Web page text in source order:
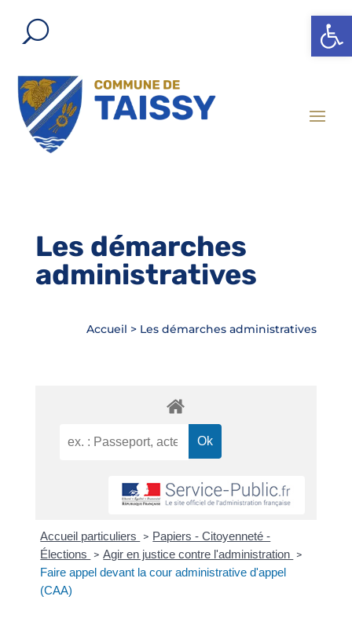
Ouvrir
Les démarches
administratives
Accueil > Les démarches administratives
Accueil particuliers > Papiers - Citoyenneté -
Élections
> Agir en justice contre l'administration >
Faire appel devant la cour administrative d'appel
(CAA)